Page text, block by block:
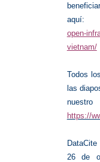
aquí:
open-
vietnam/
Todos
las
https://
26 de